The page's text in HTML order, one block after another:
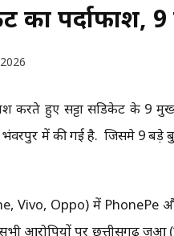
का पर्दाफाश, 9
करते हुए सट्टा सिंडिकेट के 9
भंवरपुर में की गई है. जिसमे 9
Vivo, Oppo) में
आरोपियों पर छत्तीसगढ़ जुआ